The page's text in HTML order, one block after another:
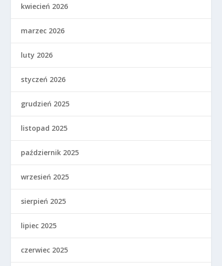
kwiecień 2026
marzec 2026
luty 2026
styczeń 2026
grudzień 2025
listopad 2025
październik 2025
wrzesień 2025
sierpień 2025
lipiec 2025
czerwiec 2025